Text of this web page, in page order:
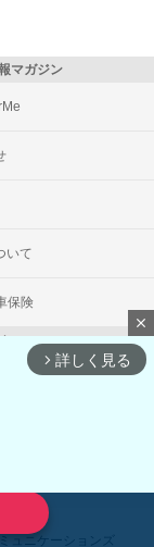
高価買取
マガジン
いて
保険
ュニケーションズ
close
arrow_forward_ios 詳しく見る